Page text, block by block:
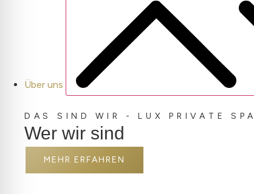
Über uns
DAS SIND WIR - LUX PRIVATE SPA
Wer wir sind
MEHR ERFAHREN